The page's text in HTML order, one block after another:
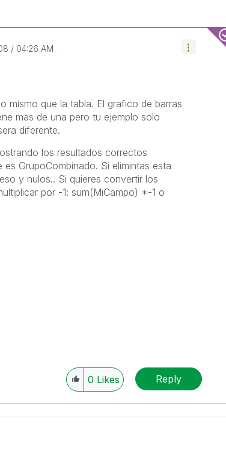
04:26 AM
mismo que la tabla. El grafico de barras
mas de una pero tu ejemplo solo
diferente.
los resultados correctos
GrupoCombinado. Si elimintas esta
y nulos.. Si quieres convertir los
por -1: sum(MiCampo) *-1 o
0 Likes Reply